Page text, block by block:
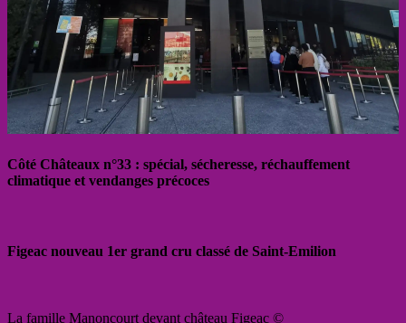
Côté Châteaux n°33 : spécial, sécheresse, réchauffement
climatique et vendanges précoces
Figeac nouveau 1er grand cru classé de Saint-Emilion
La famille Manoncourt devant château Figeac ©